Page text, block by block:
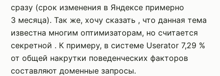
сразу (срок изменения в Яндексе примерно
3 месяца). Так же, хочу сказать , что данная тема
известна многим оптимизаторам, но считается
секретной . К примеру, в системе Userator 7,29 %
от общей накрутки поведенческих факторов
составляют доменные запросы.